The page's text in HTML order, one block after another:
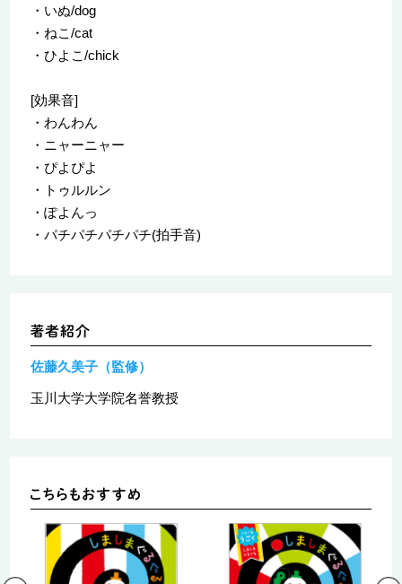
・いぬ/dog
・ねこ/cat
・ひよこ/chick
[効果音]
・わんわん
・ニャーニャー
・ぴよぴよ
・トゥルルン
・ぽよんっ
・パチパチパチパチ(拍手音)
佐藤久美子（監修）
玉川大学大学院名誉教授